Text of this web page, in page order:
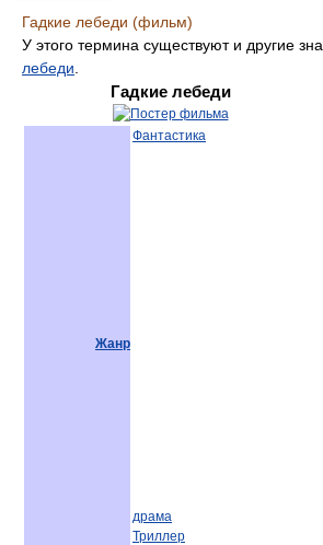
Гадкие лебеди (фильм)
У этого термина существуют и другие
лебеди
Гадкие лебеди
Жанр
Фантастика
драма
Триллер